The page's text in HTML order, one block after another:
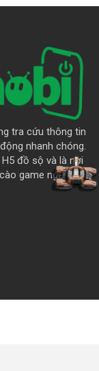
tra cứu thông tin
nhanh chóng.
đồ sộ và là nơi
game ngập trời.